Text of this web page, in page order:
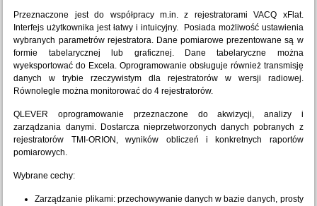
Przeznaczone jest do współpracy m.in. z rejestratorami VACQ xFlat.
Interfejs użytkownika jest łatwy i intuicyjny. Posiada możliwość ustawienia
wybranych parametrów rejestratora. Dane pomiarowe prezentowane są w
formie tabelarycznej lub graficznej. Dane tabelaryczne można
wyeksportować do Excela. Oprogramowanie obsługuje również transmisję
danych w trybie rzeczywistym dla rejestratorów w wersji radiowej.
Równolegle można monitorować do 4 rejestratorów.
QLEVER oprogramowanie przeznaczone do akwizycji, analizy i
zarządzania danymi. Dostarcza nieprzetworzonych danych pobranych z
rejestratorów TMI-ORION, wyników obliczeń i konkretnych raportów
pomiarowych.
Wybrane cechy:
Zarządzanie plikami: przechowywanie danych w bazie danych, prosty